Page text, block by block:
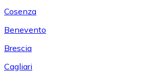
Cosenza
Benevento
Brescia
Cagliari